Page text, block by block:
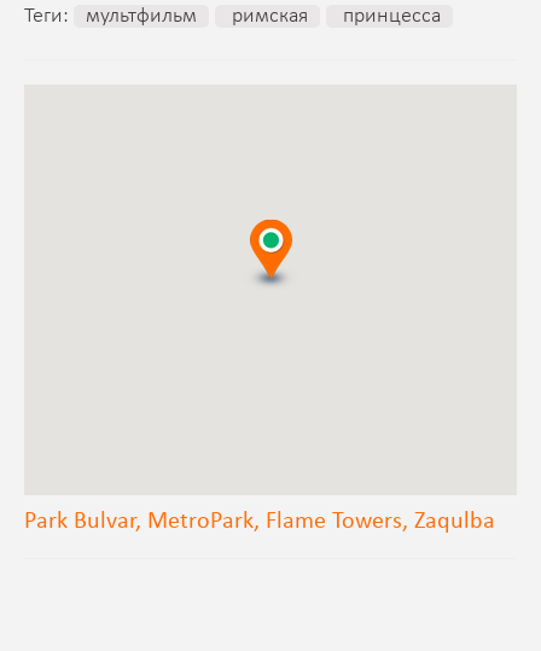
Теги: мультфильм римская принцесса
Park Bulvar, MetroPark, Flame Towers, Zaqulba